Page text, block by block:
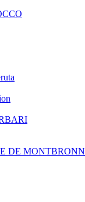
DE MONTBRONN